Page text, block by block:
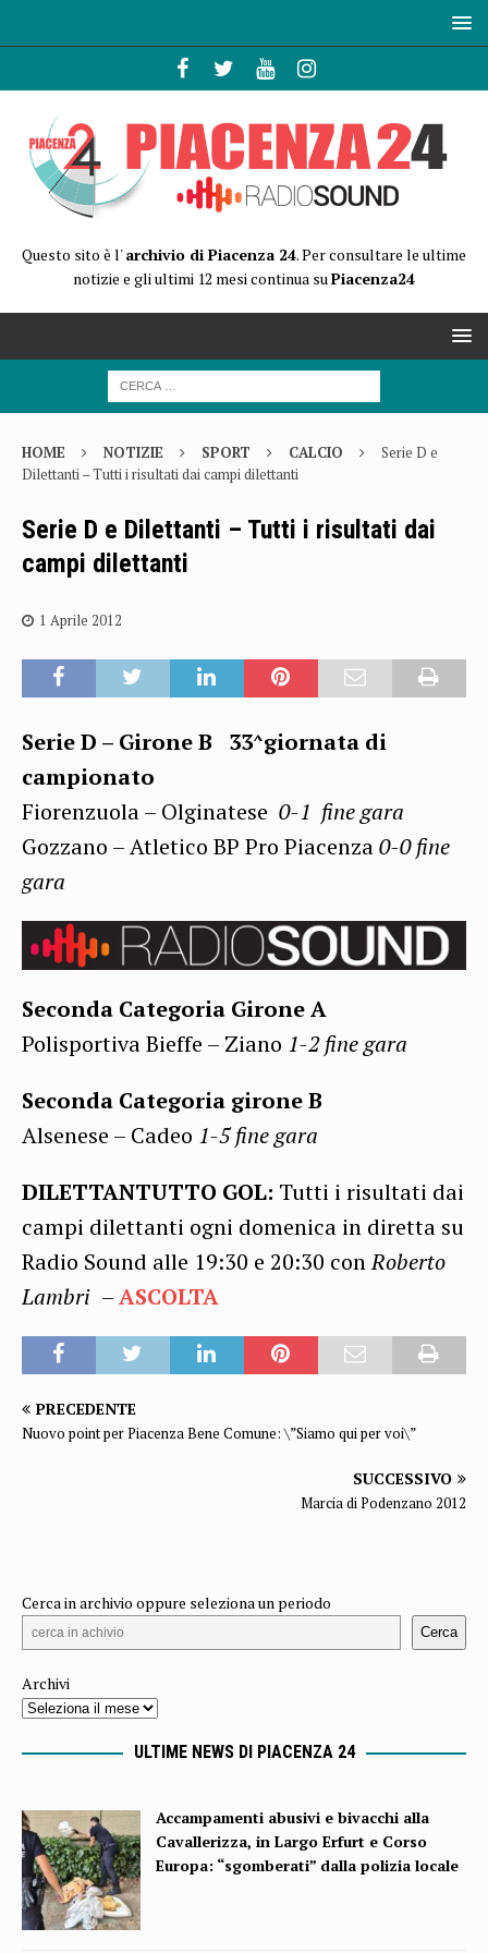
Questo sito è l'archivio di Piacenza 24. Per consultare le ultime
notizie e gli ultimi 12 mesi continua suPiacenza24
HOME NOTIZIE SPORT CALCIO
Serie D e
Dilettanti – Tutti i risultati dai campi dilettanti
Serie D e Dilettanti – Tutti i risultati dai
campi dilettanti
1 Aprile 2012
Serie D – Girone B 33^giornata di
campionato
Fiorenzuola – Olginatese 0-1 fine gara
Gozzano – Atletico BP Pro Piacenza0-0 fine
gara
Seconda Categoria Girone A
Polisportiva Bieffe – Ziano 1-2 fine gara
Seconda Categoria girone B
Alsenese – Cadeo 1-5 fine gara
DILETTANTUTTO GOL: Tutti i risultati dai
campi dilettanti ogni domenica in diretta su
Radio Sound alle 19:30 e 20:30 conRoberto
Lambri –ASCOLTA
PRECEDENTE
Nuovo point per Piacenza Bene Comune: \”Siamo qui per voi\”
SUCCESSIVO
Marcia di Podenzano 2012
Cerca in archivio oppure seleziona un periodo
Cerca
Archivi
ULTIME NEWS DI PIACENZA 24
Accampamenti abusivi e bivacchi alla
Cavallerizza, in Largo Erfurt e Corso
Europa: “sgomberati” dalla polizia locale